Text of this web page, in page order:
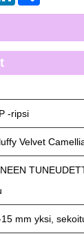
-ripsi
Velvet
mm yksi,